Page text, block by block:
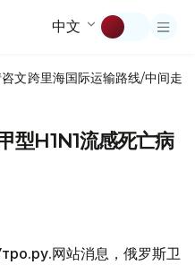
中文
文跨里海国际运输路线/中间走廊
型H1N1流感死亡病
网站消息，俄罗斯卫